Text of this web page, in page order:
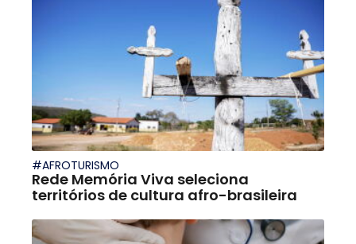
#AFROTURISMO
Rede Memória Viva seleciona
territórios de cultura afro-brasileira